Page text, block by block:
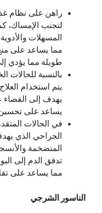
راهن على نظام
لتجنب الإمساك،
المسهلات
مما يساعد على
طويلة مما يؤدي
بالنسبة للحالات
يتم استخدام
يهدف إلى
يساعد على تحسين
في الحالات
الجراحي الذي
المتضخمة
تدفق الدم إلى
مما يساعد على
الناسور الشرجي